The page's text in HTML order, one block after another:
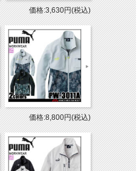
価格:3,630円(税込)
価格:8,800円(税込)